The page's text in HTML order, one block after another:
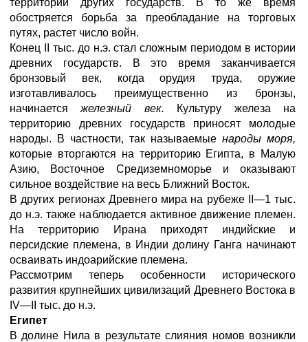
территории других государств. В то же время
обостряется борьба за преобладание на торговых
путях, растет число войн.
Конец II тыс. до н.э. стал сложным периодом в истории
древних государств. В это время заканчивается
бронзовый век, когда орудия труда, оружие
изготавливалось преимущественно из бронзы,
начинаетсяжелезный век.
Культуру железа на
территорию древних государств приносят молодые
народы. В частности, так называемые народы моря,
которые вторгаются на территорию Египта, в Малую
Азию, Восточное Средиземноморье и оказывают
сильное воздействие на весь Ближний Восток.
В других регионах Древнего мира на рубеже II—1 тыс.
до н.э. также наблюдается активное движение племен.
На территорию Ирана приходят индийские и
персидские племена, в Индии долину Ганга начинают
осваивать индоарийские племена.
Рассмотрим теперь особенности исторического
развития крупнейших цивилизаций Древнего Востока в
IV—II тыс. до н.э.
Египет
В долине Нила в результате слияния номов возникли